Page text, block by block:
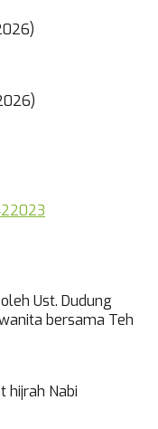
Ust. Dudung
bersama Teh
hijrah Nabi